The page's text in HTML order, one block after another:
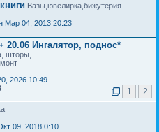
Вазы,ювелирка,бижутерия
Мар 04, 2013 20:23
Ингалятор, поднос*
шторы,
2026 10:49
1 2
09, 2018 0:10